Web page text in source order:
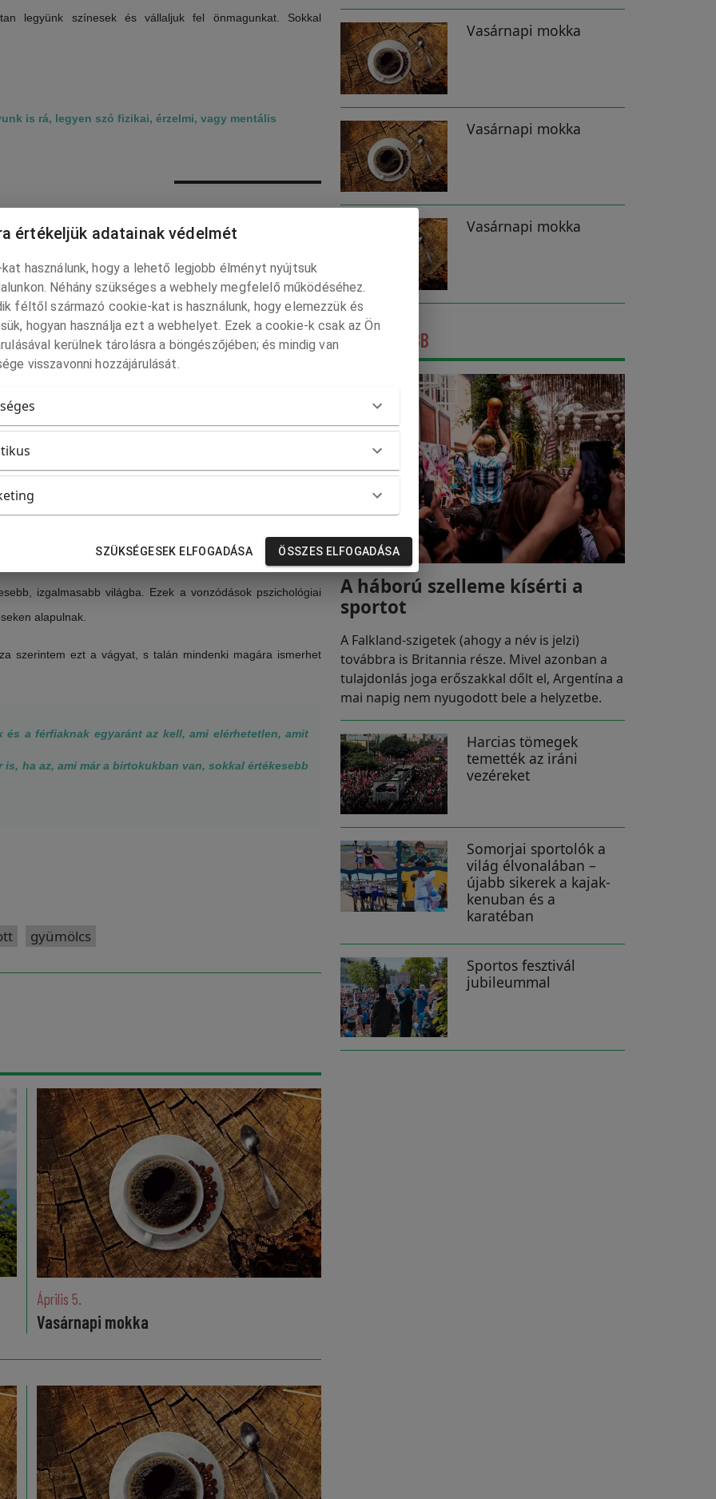
legyünk színesek és vállaljuk fel önmagunkat. Sokkal
is rá, legyen szó fizikai, érzelmi, vagy mentális
azonban, ha szembetaláljuk magunkat akár más
a normáknak, akkor mi is jobban elhihetjük, hogy több
festett vásznon visszaköszönnek az elfojtott vágyaink,
érezhetjük magunkat magányosan az érzésben.
egy túlfűtött érzelmi állapotban vannak, nagy erők
és a szenvedély érzése nagyon intenzíven jelenik meg
„normális” és a deviáns dolgok közötti határt. Mind
hétköznapi dolgok túl unalmasnak tűnhetnek számunkra.
nagyban hozzájárul ehhez a vonzalomhoz. Ez pedig a
kisebb lépéseket is félünk megtenni, vagy kockáztatni,
akkor megélhetjük ezeket a vágyainkat úgy is, hogy a való
izgalmasabb világba. Ezek a vonzódások pszichológiai
alapulnak.
szerintem ezt a vágyat, s talán mindenki magára ismerhet
a férfiaknak egyaránt az kell, ami elérhetetlen, amit
ha az, ami már a birtokukban van, sokkal értékesebb
gyümölcs
Április 5.
Vasárnapi mokka
Vasárnapi mokka
Vasárnapi mokka
Vasárnapi mokka
LEGFRISSEBB
A háború szelleme kísérti a
sportot
A Falkland-szigetek (ahogy a név is jelzi)
továbbra is Britannia része. Mivel azonban a
tulajdonlás joga erőszakkal dőlt el, Argentína a
mai napig nem nyugodott bele a helyzetbe.
Harcias tömegek
temették az iráni
vezéreket
Somorjai sportolók a
világ élvonalában –
újabb sikerek a kajak-
kenuban és a
karatéban
Sportos fesztivál
jubileummal
értékeljük adatainak védelmét
használunk, hogy a lehető legjobb élményt nyújtsuk
Néhány szükséges a webhely megfelelő működéséhez.
féltől származó cookie-kat is használunk, hogy elemezzük és
hogyan használja ezt a webhelyet. Ezek a cookie-k csak az Ön
kerülnek tárolásra a böngészőjében; és mindig van
visszavonni hozzájárulását.
SZÜKSÉGESEK ELFOGADÁSA ÖSSZES ELFOGADÁSA